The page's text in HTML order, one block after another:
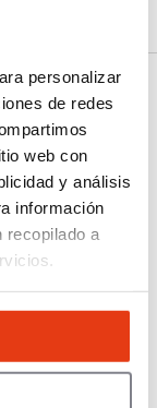
personalizar
de redes
web con
y análisis
información
recopilado a
para
con una
la
de